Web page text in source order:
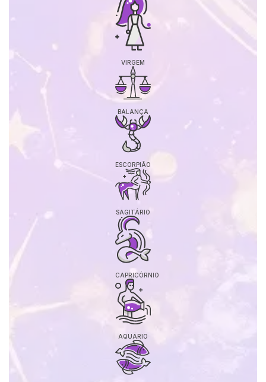
VIRGEM
BALANÇA
ESCORPIÃO
SAGITÁRIO
CAPRICÓRNIO
AQUÁRIO